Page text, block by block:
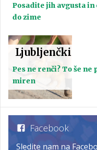
Posadite jih avgusta in
do zime
Ljubljenčki
Pes ne renči? To še ne
miren
Facebook
Sledite nam na